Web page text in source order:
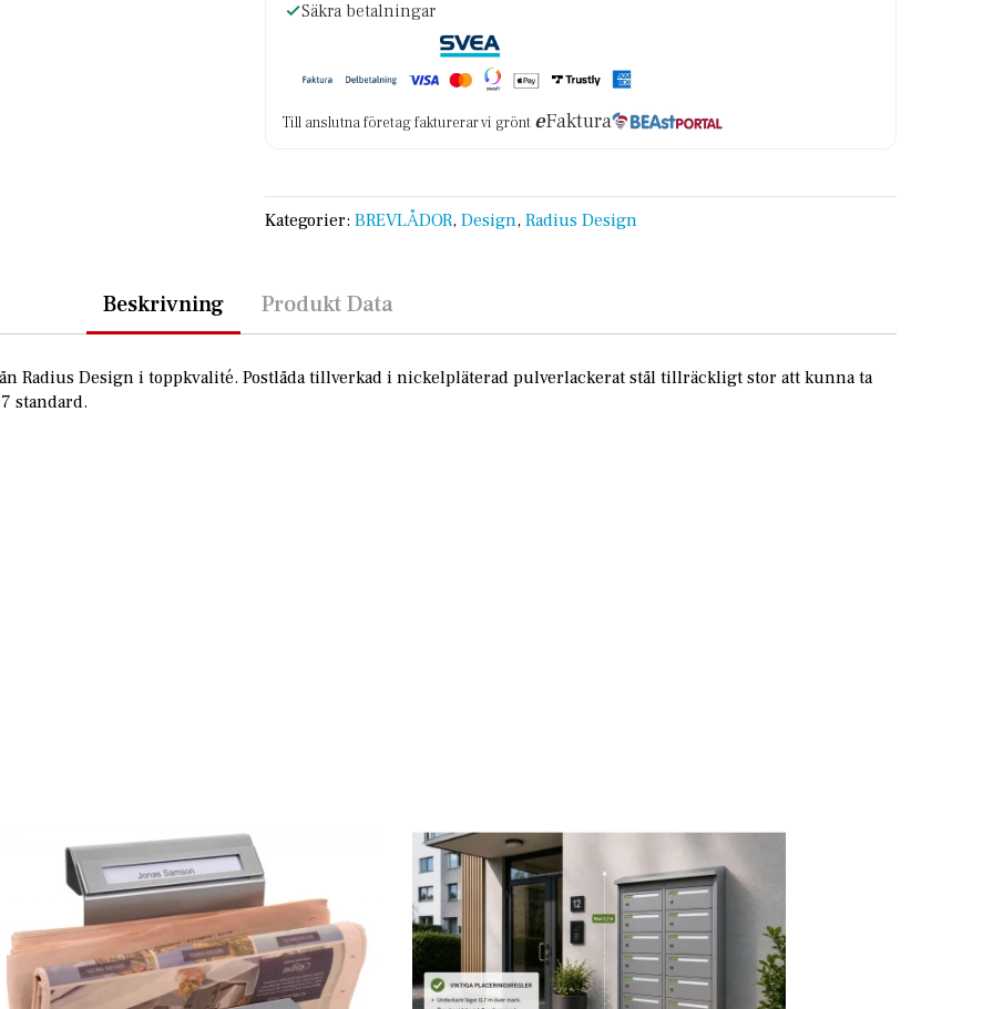
Säkra betalningar
Till anslutna företag fakturerar vi grönt eFaktura
Kategorier: BREVLÅDOR, Design, Radius Design
Beskrivning
Radius Design i toppkvalité. Postlåda tillverkad i nickelpläterad pulverlackerat stål tillräckligt stor att kunna ta
standard.
Produkt Data